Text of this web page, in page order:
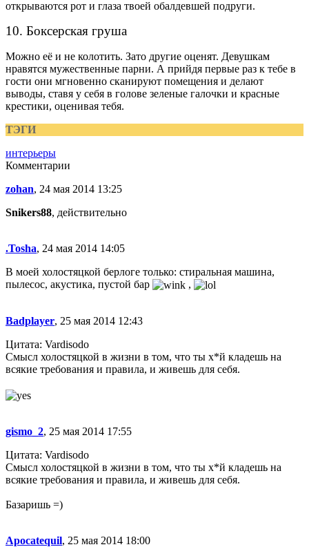
открываются рот и глаза твоей обалдевшей подруги.
10. Боксерская груша
Можно её и не колотить. Зато другие оценят. Девушкам
нравятся мужественные парни. А прийдя первые раз к тебе в
гости они мгновенно сканируют помещения и делают
выводы, ставя у себя в голове зеленые галочки и красные
крестики, оценивая тебя.
ТЭГИ
интерьеры
Комментарии
zohan, 24 мая 2014 13:25
Snikers88, действительно
.Tosha, 24 мая 2014 14:05
В моей холостяцкой берлоге только: стиральная машина,
пылесос, акустика, пустой бар
,
Badplayer, 25 мая 2014 12:43
Цитата: Vardisodo
Смысл холостяцкой в жизни в том, что ты х*й кладешь на
всякие требования и правила, и живешь для себя.
gismo_2, 25 мая 2014 17:55
Цитата: Vardisodo
Смысл холостяцкой в жизни в том, что ты х*й кладешь на
всякие требования и правила, и живешь для себя.
Базаришь =)
Apocatequil, 25 мая 2014 18:00